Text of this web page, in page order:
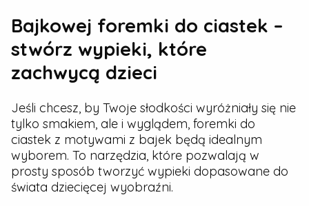
Bajkowej foremki do ciastek –
stwórz wypieki, które
zachwycą dzieci
Jeśli chcesz, by Twoje słodkości wyróżniały się nie
tylko smakiem, ale i wyglądem, foremki do
ciastek z motywami z bajek będą idealnym
wyborem. To narzędzia, które pozwalają w
prosty sposób tworzyć wypieki dopasowane do
świata dziecięcej wyobraźni.